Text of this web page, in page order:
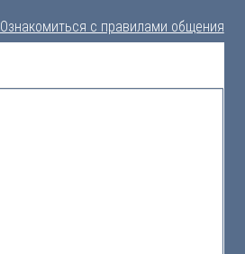
Ознакомиться с правилами общения